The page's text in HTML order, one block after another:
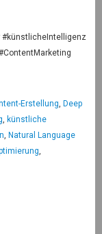
#künstlicheIntelligenz
Erstellung Deep
künstliche
Natural Language